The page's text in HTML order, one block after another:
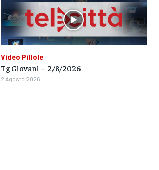
Video Pillole
Tg Giovani – 2/8/2026
2 Agosto 2026